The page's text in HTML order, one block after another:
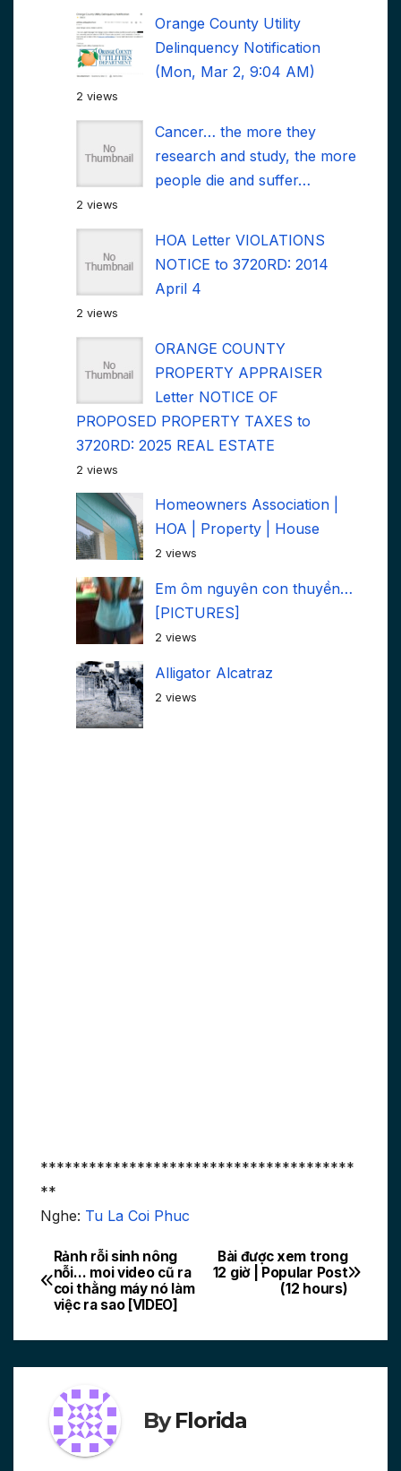
Orange County Utility
Delinquency Notification
(Mon, Mar 2, 9:04 AM)
2 views
Cancer… the more they
research and study, the more
people die and suffer…
2 views
HOA Letter VIOLATIONS
NOTICE to 3720RD: 2014
April 4
2 views
ORANGE COUNTY
PROPERTY APPRAISER
Letter NOTICE OF
PROPOSED PROPERTY TAXES to
3720RD: 2025 REAL ESTATE
2 views
Homeowners Association |
HOA | Property | House
2 views
Em ôm nguyên con thuyền…
[PICTURES]
2 views
Alligator Alcatraz
2 views
***************************************
**
Nghe: Tu La Coi Phuc
Post
navigation
Bài được xem trong
12 giờ | Popular Post
(12 hours)
Rảnh rỗi sinh nông
nỗi… moi video cũ ra
coi thằng máy nó làm
việc ra sao [VIDEO]
ByFlorida